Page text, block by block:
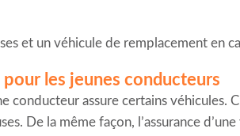
et un véhicule de remplacement en
pour les jeunes conducteurs
conducteur assure certains véhicules.
De la même façon, l’assurance